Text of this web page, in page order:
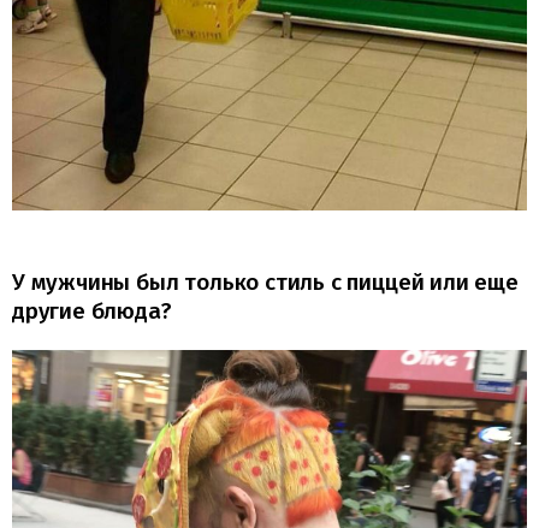
У мужчины был только стиль с пиццей или еще
другие блюда?